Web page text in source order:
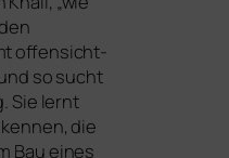
offen­sicht­
so sucht
Sie lernt
die
Bau eines